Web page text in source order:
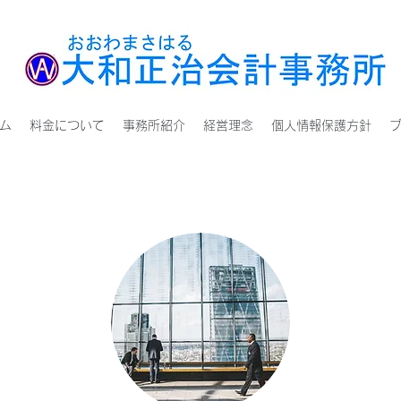
料金について 事務所紹介 経営理念 個人情報保護方針